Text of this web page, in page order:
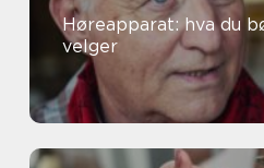
Høreapparat: hva du
velger